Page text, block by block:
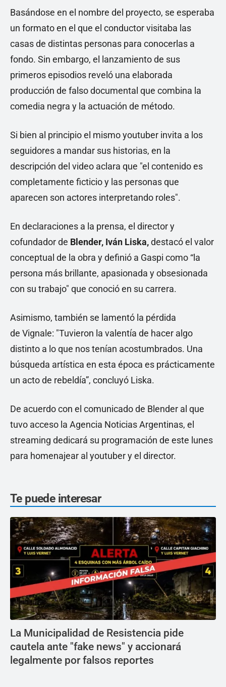
Basándose en el nombre del proyecto, se esperaba
un formato en el que el conductor visitaba las
casas de distintas personas para conocerlas a
fondo. Sin embargo, el lanzamiento de sus
primeros episodios reveló una elaborada
producción de falso documental que combina la
comedia negra y la actuación de método.
Si bien al principio el mismo youtuber invita a los
seguidores a mandar sus historias, en la
descripción del video aclara que "el contenido es
completamente ficticio y las personas que
aparecen son actores interpretando roles".
En declaraciones a la prensa, el director y
cofundador de Blender, Iván Liska,destacó el valor
conceptual de la obra y definió a Gaspi como “la
persona más brillante, apasionada y obsesionada
con su trabajo" que conoció en su carrera.
Asimismo, también se lamentó la pérdida
de Vignale: "Tuvieron la valentía de hacer algo
distinto a lo que nos tenían acostumbrados. Una
búsqueda artística en esta época es prácticamente
un acto de rebeldía”, concluyó Liska.
De acuerdo con el comunicado de Blender al que
tuvo acceso la Agencia Noticias Argentinas, el
streaming dedicará su programación de este lunes
para homenajear al youtuber y el director.
Te puede interesar
La Municipalidad de Resistencia pide
cautela ante "fake news" y accionará
legalmente por falsos reportes